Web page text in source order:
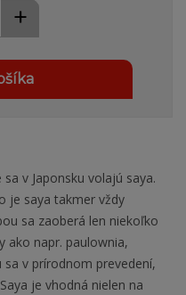
+
v Japonsku volajú saya.
je saya takmer vždy
sa zaoberá len niekoľko
ako napr. paulownia,
v prírodnom prevedení,
je vhodná nielen na